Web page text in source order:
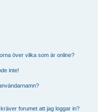
över vilka som är online?
inte!
forumet att jag loggar in?